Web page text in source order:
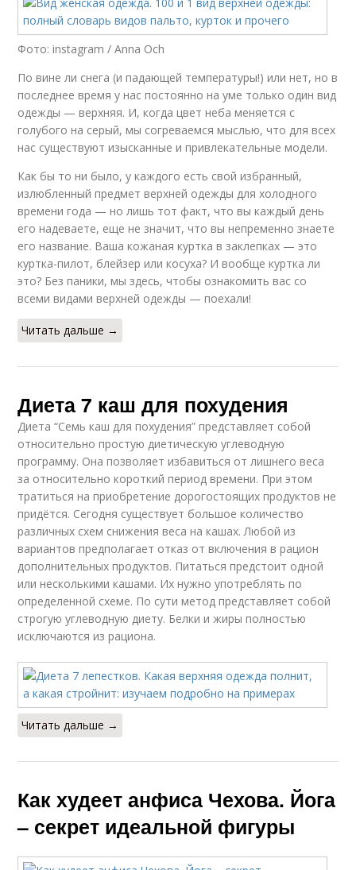
Фото: instagram / Anna Och
По вине ли снега (и падающей температуры!) или нет, но в
последнее время у нас постоянно на уме только один вид
одежды — верхняя. И, когда цвет неба меняется с
голубого на серый, мы согреваемся мыслью, что для всех
нас существуют изысканные и привлекательные модели.
Как бы то ни было, у каждого есть свой избранный,
излюбленный предмет верхней одежды для холодного
времени года — но лишь тот факт, что вы каждый день
его надеваете, еще не значит, что вы непременно знаете
его название. Ваша кожаная куртка в заклепках — это
куртка-пилот, блейзер или косуха? И вообще куртка ли
это? Без паники, мы здесь, чтобы ознакомить вас со
всеми видами верхней одежды — поехали!
Читать дальше →
Диета 7 каш для похудения
Диета “Семь каш для похудения” представляет собой
относительно простую диетическую углеводную
программу. Она позволяет избавиться от лишнего веса
за относительно короткий период времени. При этом
тратиться на приобретение дорогостоящих продуктов не
придётся. Сегодня существует большое количество
различных схем снижения веса на кашах. Любой из
вариантов предполагает отказ от включения в рацион
дополнительных продуктов. Питаться предстоит одной
или несколькими кашами. Их нужно употреблять по
определенной схеме. По сути метод представляет собой
строгую углеводную диету. Белки и жиры полностью
исключаются из рациона.
Читать дальше →
Как худеет анфиса Чехова. Йога
– секрет идеальной фигуры